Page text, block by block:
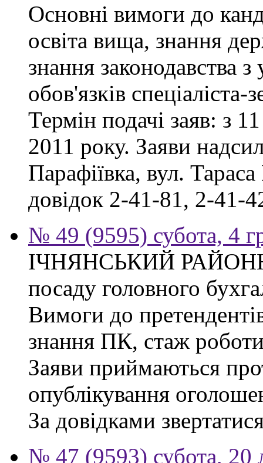
Основні вимоги до
освіта вища, знання
знання законодавства
обов'язків
Термін подачі заяв: з
2011 року. Заяви
Парафіївка, вул.
довідок 2-41-81, 2-41-
№ 49 (9595) субота, 4
ІЧНЯНСЬКИЙ
посаду головного
Вимоги до
знання ПК, стаж
Заяви приймаються
опублікування
За довідками
№ 47 (9593) субота, 20